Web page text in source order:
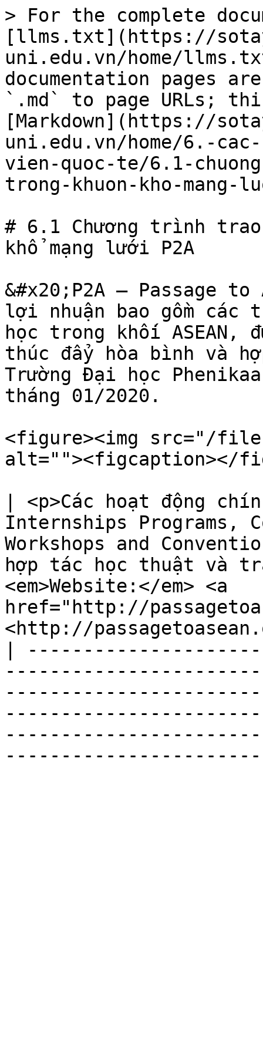
> For the complete
[llms.txt](https://
uni.edu.vn/home/
documentation pages
`.md` to page URLs;
[Markdown](https://
uni.edu.vn/home/6.-
vien-quoc-te/6.1-
trong-khuon-kho-mang-
# 6.1 Chương trình
khổ mạng lưới P2A
&#x20;P2A – Passage
lợi nhuận bao gồm
học trong khối ASEAN,
thúc đẩy hòa bình và
Trường Đại học
tháng 01/2020.
<figure><img src="/files/
alt=""><figcaption></
| <p>Các hoạt động
Internships Programs,
Workshops and
hợp tác học thuật và
<em>Website:</em> <a
href="http://
<http://
|